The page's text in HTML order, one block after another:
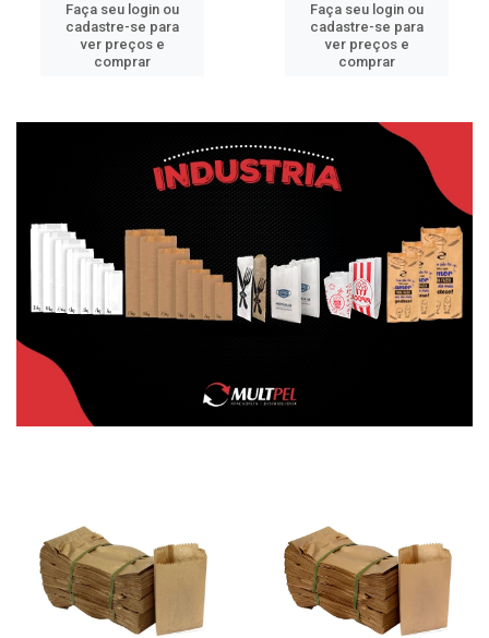
Faça seu login ou
cadastre-se para
ver preços e
comprar
Faça seu login ou
cadastre-se para
ver preços e
comprar